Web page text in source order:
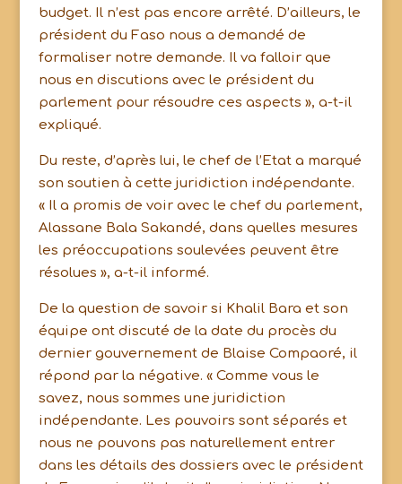
budget. Il n’est pas encore arrêté. D’ailleurs, le
président du Faso nous a demandé de
formaliser notre demande. Il va falloir que
nous en discutions avec le président du
parlement pour résoudre ces aspects », a-t-il
expliqué.
Du reste, d’après lui, le chef de l’Etat a marqué
son soutien à cette juridiction indépendante.
« Il a promis de voir avec le chef du parlement,
Alassane Bala Sakandé, dans quelles mesures
les préoccupations soulevées peuvent être
résolues », a-t-il informé.
De la question de savoir si Khalil Bara et son
équipe ont discuté de la date du procès du
dernier gouvernement de Blaise Compaoré, il
répond par la négative. « Comme vous le
savez, nous sommes une juridiction
indépendante. Les pouvoirs sont séparés et
nous ne pouvons pas naturellement entrer
dans les détails des dossiers avec le président